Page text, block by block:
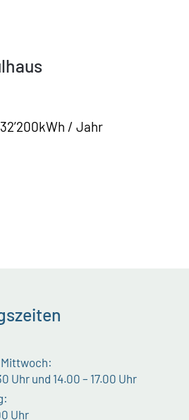
/ Jahr
Uhr und 14.00 – 17.00 Uhr
Uhr